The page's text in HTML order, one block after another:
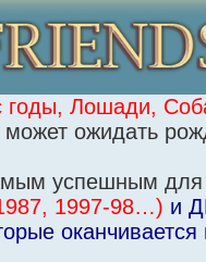
Лошади,
может ожидать
успешным для
1997-98…) и
оканчивается